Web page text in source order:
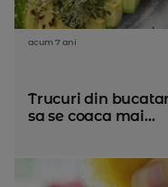
acum 7 ani
Trucuri din
sa se coaca mai...